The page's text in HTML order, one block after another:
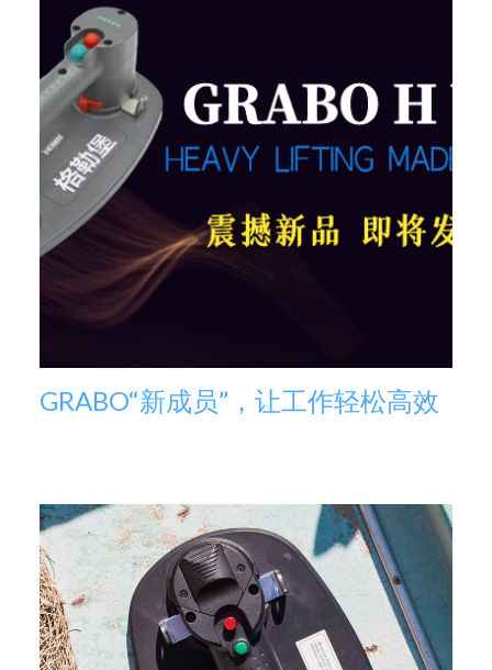
GRABO“新成员”，让工作轻松高效